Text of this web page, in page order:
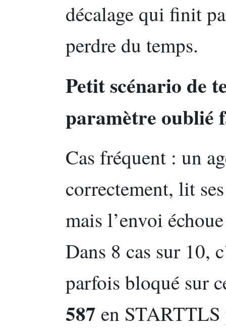
décalage qui finit
perdre du temps.
Petit scénario de
paramètre oublié
Cas fréquent : un
correctement, lit
mais l’envoi
Dans 8 cas sur 10,
parfois bloqué sur
587 en STARTTLS